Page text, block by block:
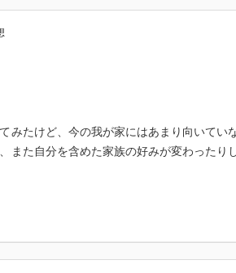
みたけど、今の我が家にはあまり向いてい
また自分を含めた家族の好みが変わったり